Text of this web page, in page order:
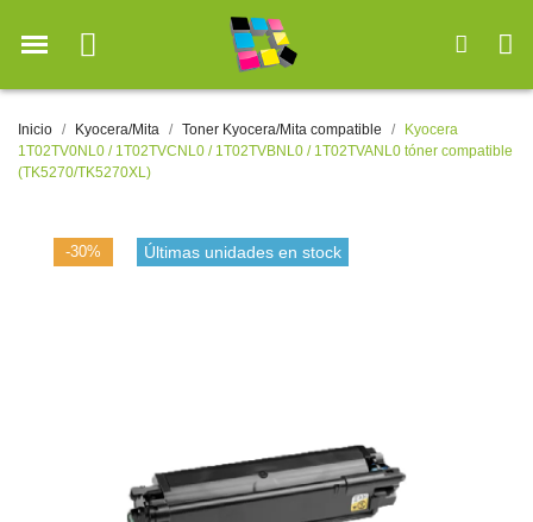
Inicio Kyocera/Mita Toner Kyocera/Mita compatible
Kyocera
1T02TV0NL0 / 1T02TVCNL0 / 1T02TVBNL0 / 1T02TVANL0 tóner compatible
(TK5270/TK5270XL)
-30% Últimas unidades en stock